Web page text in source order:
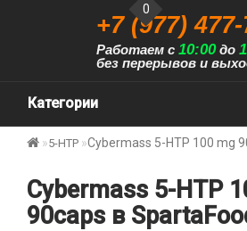
0
+7 (977)
Работаем с 10:00до
без перерывов и
Категории
5-HTP Cybermass 5-HTP 100 mg
Cybermass 5-HTP
90caps в